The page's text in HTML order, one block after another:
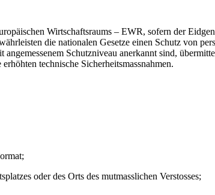
Wirtschaftsraums – EWR, sofern der
die nationalen Gesetze einen Schutz von
Schutzniveau anerkannt sind,
technische Sicherheitsmassnahmen.
oder des Orts des mutmasslichen Verstosses;